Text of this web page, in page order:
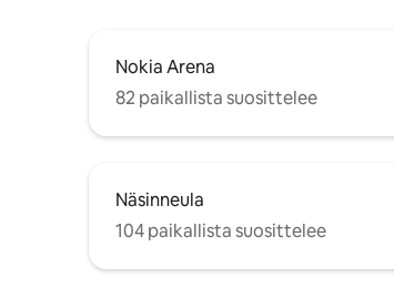
Nokia Arena
82 paikallista suosittelee
Näsinneula
104 paikallista suosittelee